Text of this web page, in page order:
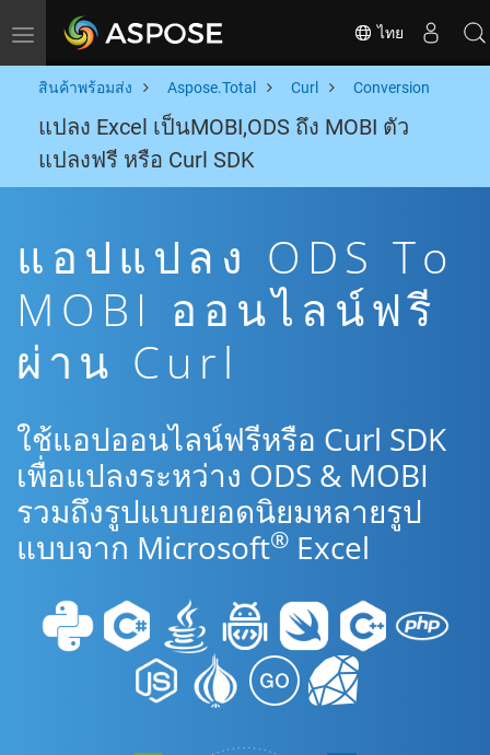
Toggle navigation ไทย
สินค้าพร้อมส่ง Aspose.Total Curl Conversion
แปลง Excel เป็นMOBI,ODS ถึง MOBI ตัว
แปลงฟรี หรือ Curl SDK
แอปแปลง ODS To
MOBI ออนไลน์ฟรี
ผ่าน Curl
ใช้แอปออนไลน์ฟรีหรือ Curl SDK
เพื่อแปลงระหว่าง ODS & MOBI
รวมถึงรูปแบบยอดนิยมหลายรูป
แบบจาก Microsoft® Excel